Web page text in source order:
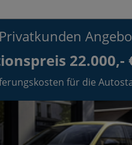
22.000,-
für die